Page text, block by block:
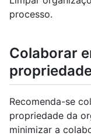
processo.
Colaborar
Recomenda-se
propriedade da
minimizar a